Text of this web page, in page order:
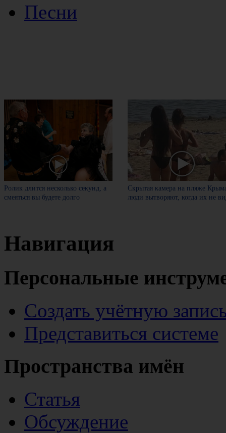
Песни
Ролик длится несколько секунд, а
смеяться вы будете долго
Скрытая камера на пляже
люди вытворяют, когда их не
Навигация
Персональные
Создать учётную
Представиться системе
Пространства имён
Статья
Обсуждение